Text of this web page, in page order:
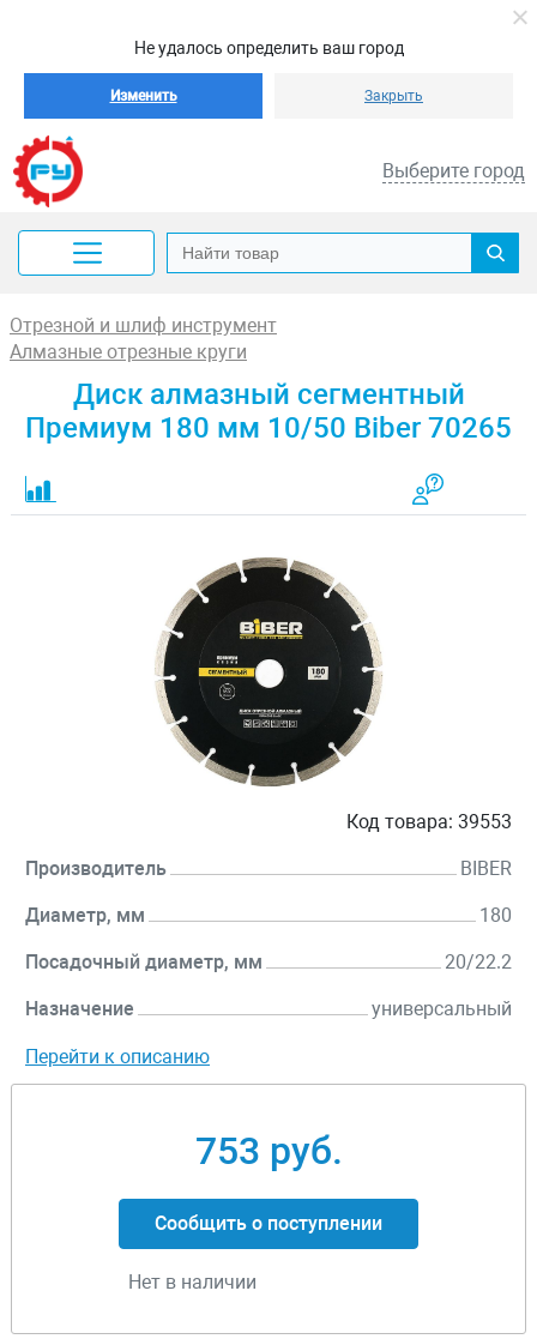
Не удалось определить ваш город
Изменить Закрыть
Выберите город
Отрезной и шлиф инструмент
Алмазные отрезные круги
Диск алмазный сегментный
Премиум 180 мм 10/50 Biber 70265
Код товара: 39553
Производитель BIBER
Диаметр, мм 180
Посадочный диаметр, мм 20/22.2
Назначение универсальный
Перейти к описанию
753 руб.
Сообщить о поступлении
Нет в наличии